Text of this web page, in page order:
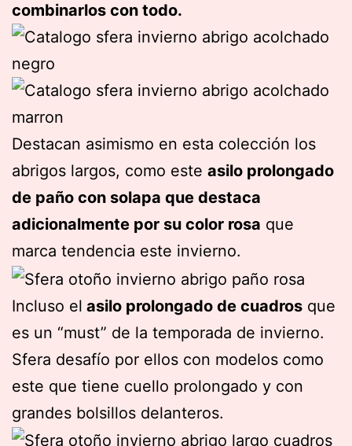
combinarlos con todo.
Destacan asimismo en esta colección los
abrigos largos, como este asilo prolongado
de paño con solapa que destaca
adicionalmente por su color rosa que
marca tendencia este invierno.
Incluso el asilo prolongado de cuadros que
es un “must” de la temporada de invierno.
Sfera desafío por ellos con modelos como
este que tiene cuello prolongado y con
grandes bolsillos delanteros.